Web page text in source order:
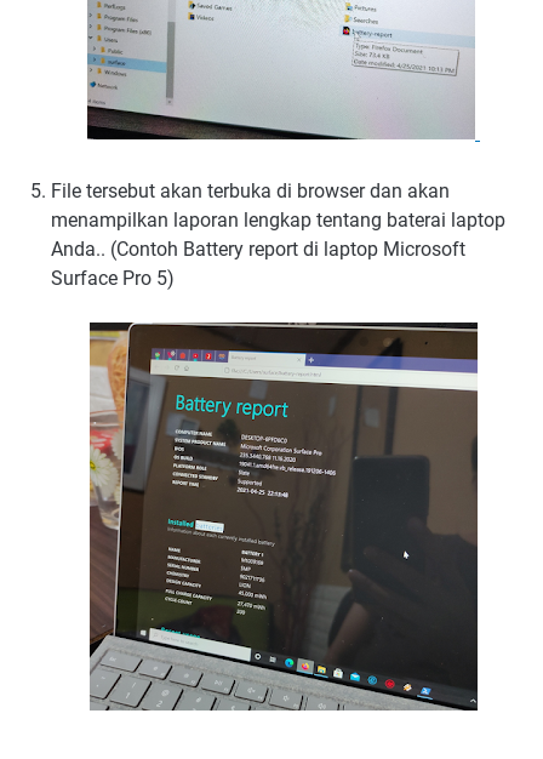
File tersebut akan terbuka di browser dan akan
menampilkan laporan lengkap tentang baterai laptop
Anda.. (Contoh Battery report di laptop Microsoft
Surface Pro 5)